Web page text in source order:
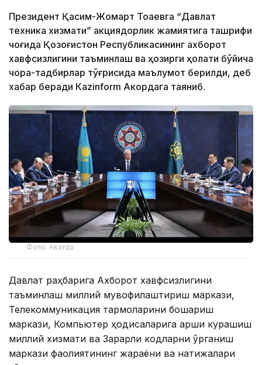
Президент Қасим-Жомарт Тоқаевга “Давлат
техника хизмати” акциядорлик жамиятига ташрифи
чоғида Қозоғистон Республикасининг ахборот
хавфсизлигини таъминлаш ва ҳозирги ҳолати бўйича
чора-тадбирлар тўғрисида маълумот берилди, деб
хабар беради Каzinform Акордага таяниб.
Фото: Akorda
Давлат раҳбарига Ахборот хавфсизлигини
таъминлаш миллий мувофиқлаштириш маркази,
Телекоммуникация тармоқларини бошқариш
маркази, Компьютер ҳодисаларига қарши курашиш
миллий хизмати ва Зарарли кодларни ўрганиш
маркази фаолиятининг жараёни ва натижалари